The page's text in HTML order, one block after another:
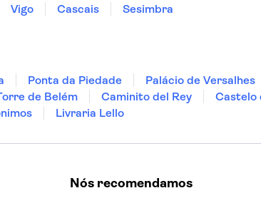
Vigo Cascais
Sesimbra
Ponta da Piedade Palácio de Versalhes
de Belém Caminito del Rey Castelo
Livraria Lello
Nós recomendamos